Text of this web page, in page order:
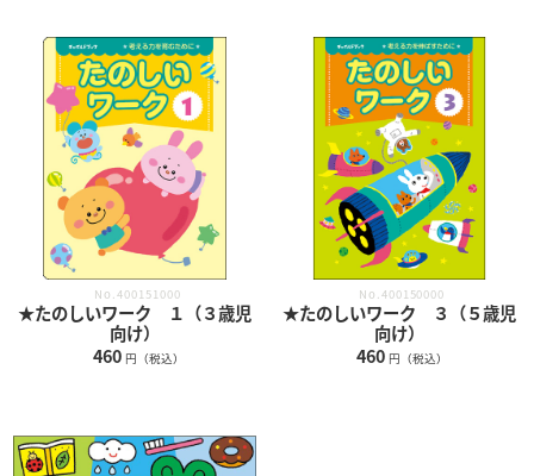
No.400151000
★たのしいワーク １（３歳児
向け）
460 円（税込）
No.400150000
★たのしいワーク ３（５歳児
向け）
460 円（税込）